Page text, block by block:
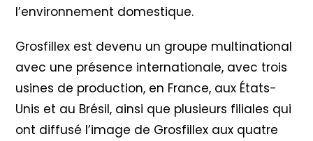
l’environnement domestique.
Grosfillex est devenu un groupe multinational
avec une présence internationale, avec trois
usines de production, en France, aux États-
Unis et au Brésil, ainsi que plusieurs filiales qui
ont diffusé l’image de Grosfillex aux quatre